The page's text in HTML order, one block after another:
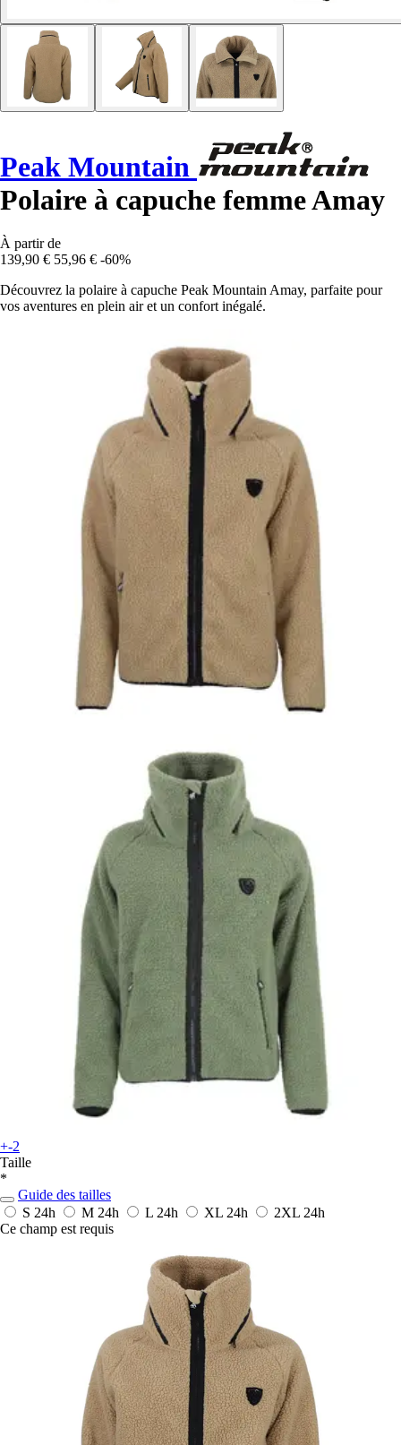
Peak Mountain
Polaire à capuche femme Amay
À partir de
139,90 € 55,96 € -60%
Découvrez la polaire à capuche Peak Mountain Amay, parfaite pour
vos aventures en plein air et un confort inégalé.
+-2
Taille
*
Guide des tailles
S 24h M 24h L 24h XL 24h 2XL 24h
Ce champ est requis